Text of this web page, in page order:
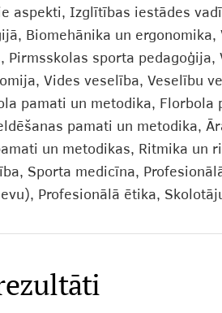
aspekti, Izglītības iestādes
Biomehānika un
Pirmsskolas sporta
Vides veselība, Veselību
pamati un metodika,
pamati un metodika,
un metodikas, Ritmika un
Sporta medicīna,
Profesionālā ētika,